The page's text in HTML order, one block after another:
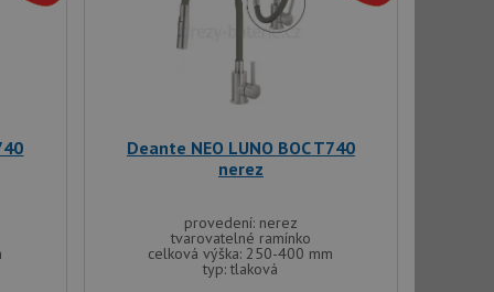
Deante NEO LUNO BOC T740
nerez
provedení: nerez
tvarovatelné ramínko
celková výška: 250-400 mm
typ: tlaková
CORS po
cookie lepivosti
na trvání s
pokud je nalezen
k